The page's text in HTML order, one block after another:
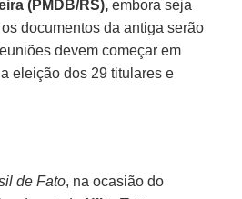
(PMDB/RS), embora seja
documentos da antiga serão
devem começar em
eleição dos 29 titulares e
de Fato, na ocasião do